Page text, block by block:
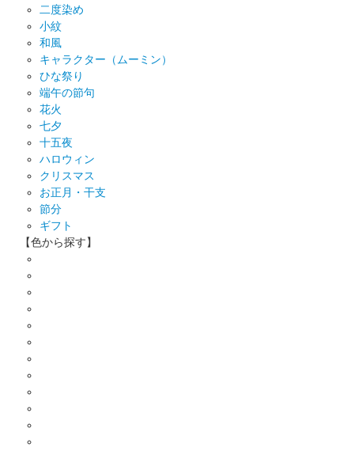
二度染め
小紋
和風
キャラクター（ムーミン）
ひな祭り
端午の節句
花火
七夕
十五夜
ハロウィン
クリスマス
お正月・干支
節分
ギフト
【色から探す】